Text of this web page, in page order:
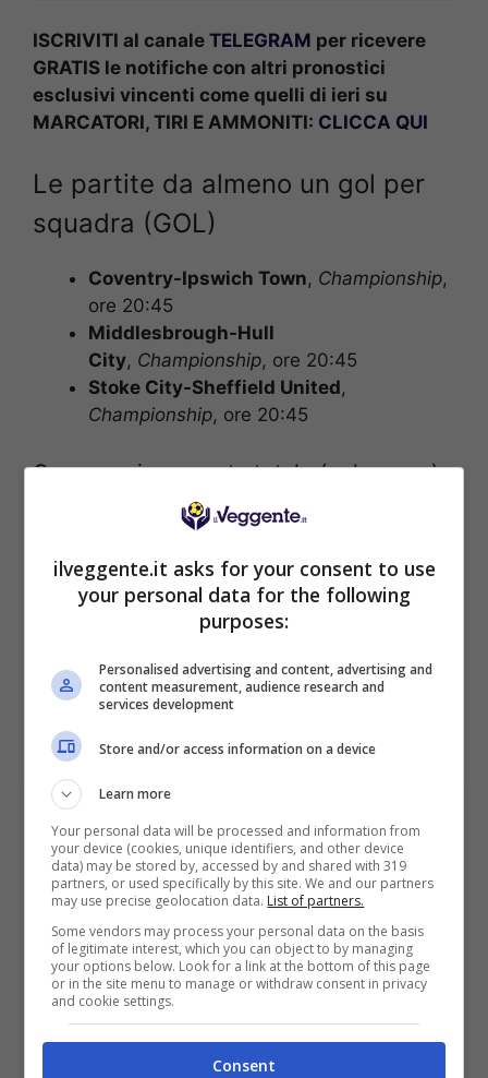
ISCRIVITI al canale TELEGRAM per ricevere
GRATIS le notifiche con altri pronostici
esclusivi vincenti come quelli di ieri su
MARCATORI, TIRI E AMMONITI: CLICCA QUI
Le partite da almeno un gol per
squadra (GOL)
Coventry-Ipswich Town, Championship,
ore 20:45
Middlesbrough-Hull
City, Championship, ore 20:45
Stoke City-Sheffield United,
Championship, ore 20:45
Comparazione quota totale (gol + over):
GOLDBET;19.73SNAI
Il “clamoroso”
ore 20
:45
BONUS SPORTBET: 100€ SUBITO
Bonus 50€ SENZA deposito + fino a 50€ di
rimborso
Bonus 50€ senza deposito sport + fino a 50€ di
bonus rimborso sul primo deposito
200€
ilveggente.it asks for your consent to use
your personal data for the following
purposes:
Personalised advertising and content, advertising and
content measurement, audience research and
services development
Store and/or access information on a device
Learn more
Your personal data will be processed and information from
your device (cookies, unique identifiers, and other device
data) may be stored by, accessed by and shared with 319
partners, or used specifically by this site. We and our partners
may use precise geolocation data. List of partners.
Some vendors may process your personal data on the basis
of legitimate interest, which you can object to by managing
your options below. Look for a link at the bottom of this page
or in the site menu to manage or withdraw consent in privacy
and cookie settings.
Consent